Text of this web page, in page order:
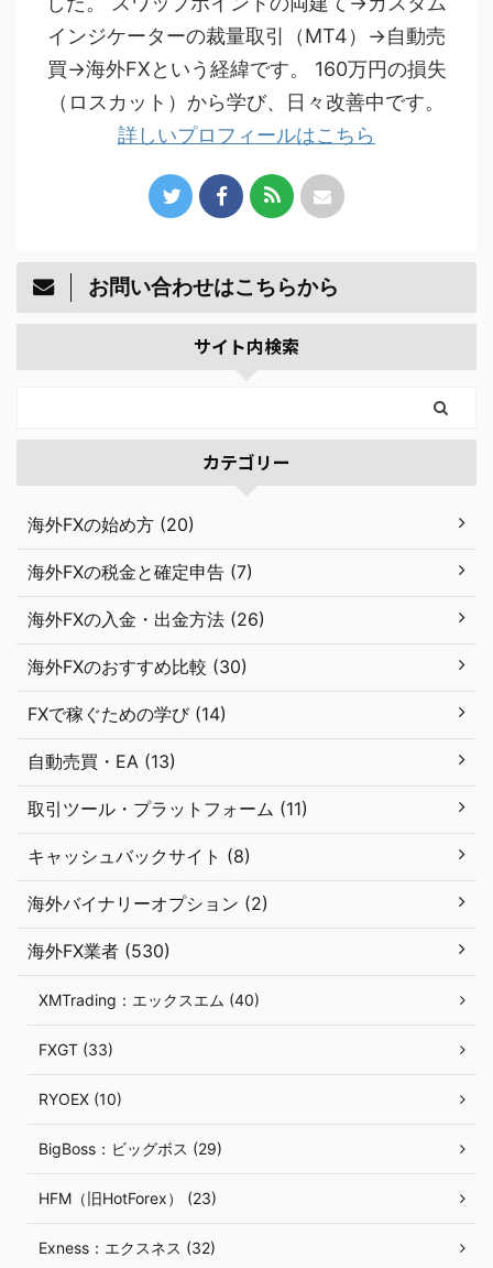
インジケーターの裁量取引（MT4）→自動売
買→海外FXという経緯です。 160万円の損失
（ロスカット）から学び、日々改善中です。
詳しいプロフィールはこちら
お問い合わせはこちらから
サイト内検索
カテゴリー
海外FXの始め方 (20)
海外FXの税金と確定申告 (7)
海外FXの入金・出金方法 (26)
海外FXのおすすめ比較 (30)
FXで稼ぐための学び (14)
自動売買・EA (13)
取引ツール・プラットフォーム (11)
キャッシュバックサイト (8)
海外バイナリーオプション (2)
海外FX業者 (530)
XMTrading：エックスエム (40)
FXGT (33)
RYOEX (10)
BigBoss：ビッグボス (29)
HFM（旧HotForex） (23)
Exness：エクスネス (32)